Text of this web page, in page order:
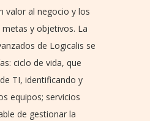
valor al negocio y los
y objetivos. La
de Logicalis se
ciclo de vida, que
TI, identificando y
equipos; servicios
de gestionar la